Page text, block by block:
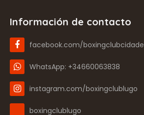
Información de contacto
facebook.com/
WhatsApp: +34660063838
instagram.com/boxingclublugo
boxingclublugo